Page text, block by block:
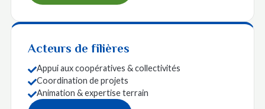
Acteurs de filières
Appui aux coopératives & collectivités
Coordination de projets
Animation & expertise terrain